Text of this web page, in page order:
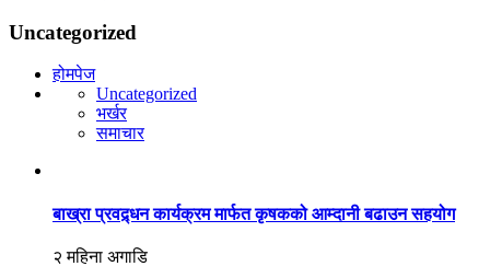
Uncategorized
होमपेज
Uncategorized
भर्खर
समाचार
बाख्रा प्रवद्र्धन कार्यक्रम मार्फत कृषकको आम्दानी बढाउन सहयोग
२ महिना अगाडि